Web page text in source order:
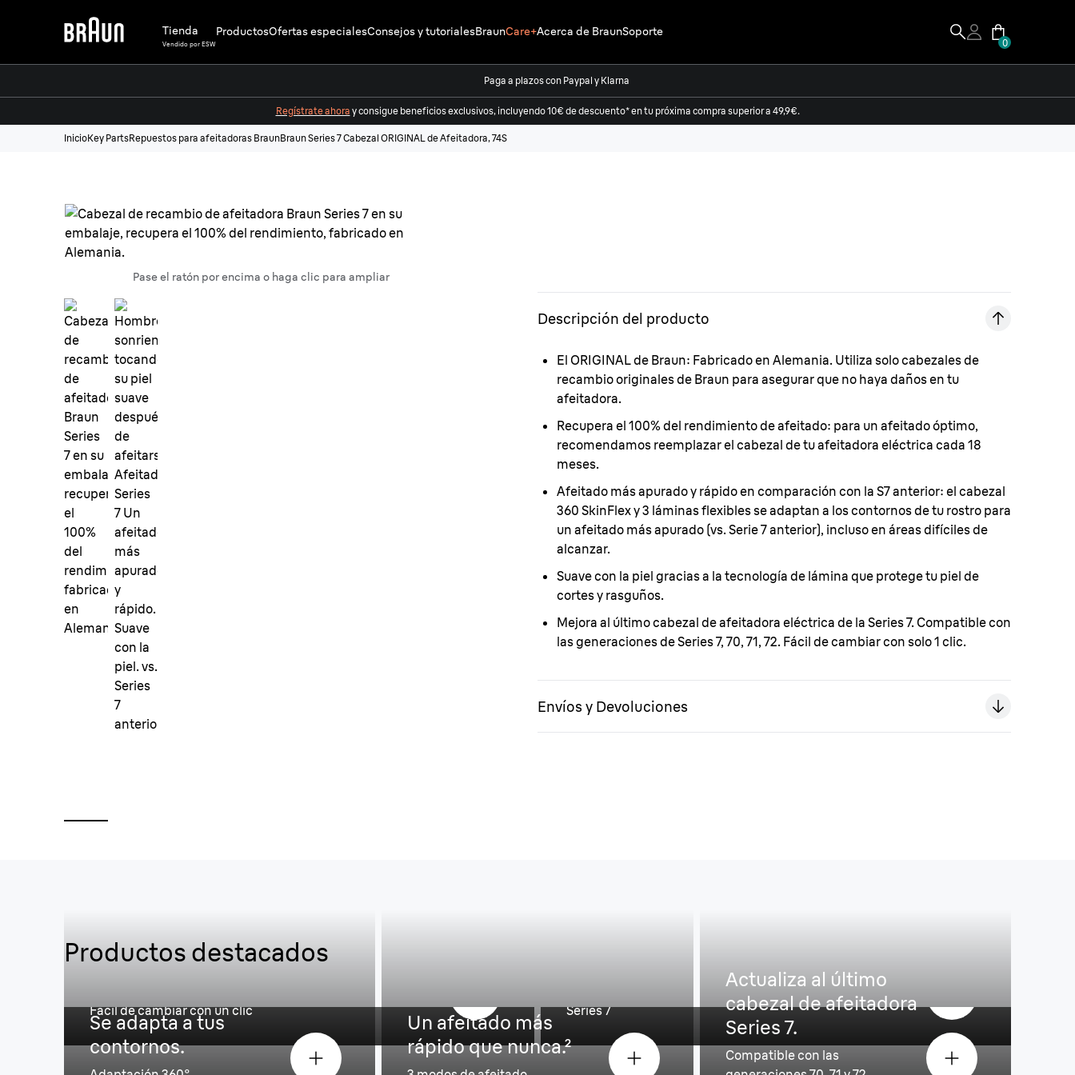
Tienda
Vendido por ESW
ProductosOfertas especialesConsejos y tutorialesBraunCare+Acerca de BraunSoporte
0
Paga a plazos con Paypal y Klarna
Regístrate ahora y consigue beneficios exclusivos, incluyendo 10€ de descuento* en tu próxima compra superior a 49,9€.
InicioKey PartsRepuestos para afeitadoras BraunBraun Series 7 Cabezal ORIGINAL de Afeitadora, 74S
Pase el ratón por encima o haga clic para ampliar
Descripción del producto
El ORIGINAL de Braun: Fabricado en Alemania. Utiliza solo cabezales de
recambio originales de Braun para asegurar que no haya daños en tu
afeitadora.
Recupera el 100% del rendimiento de afeitado: para un afeitado óptimo,
recomendamos reemplazar el cabezal de tu afeitadora eléctrica cada 18
meses.
Afeitado más apurado y rápido en comparación con la S7 anterior: el cabezal
360 SkinFlex y 3 láminas flexibles se adaptan a los contornos de tu rostro para
un afeitado más apurado (vs. Serie 7 anterior), incluso en áreas difíciles de
alcanzar.
Suave con la piel gracias a la tecnología de lámina que protege tu piel de
cortes y rasguños.
Mejora al último cabezal de afeitadora eléctrica de la Series 7. Compatible con
las generaciones de Series 7, 70, 71, 72. Fácil de cambiar con solo 1 clic.
Envíos y Devoluciones
Productos destacados
Fácil de cambiar con un clic
Afeitado más apurado y rápido.²
Series 7
Se adapta a tus
contornos.
Un afeitado más
rápido que nunca.²
Actualiza al último
cabezal de afeitadora
Series 7.
Compatible con las